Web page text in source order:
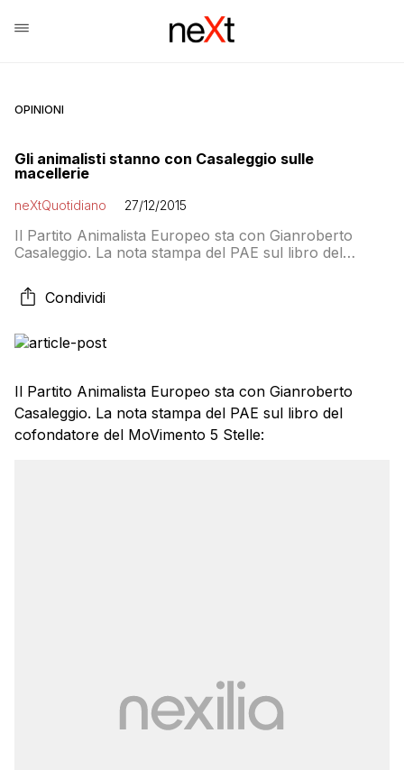
OPINIONI
Gli animalisti stanno con Casaleggio sulle
macellerie
neXtQuotidiano 27/12/2015
Il Partito Animalista Europeo sta con Gianroberto
Casaleggio. La nota stampa del PAE sul libro del
sul web la dichiarazione del fondatore del M5S,
Casaleggio, che ha allarmato di non poco le
dedicata alla produzione e commercializzazione della
carne: “Ci auguriamo […]
Condividi
Il Partito Animalista Europeo sta con Gianroberto
Casaleggio. La nota stampa del PAE sul libro del
cofondatore del MoVimento 5 Stelle: